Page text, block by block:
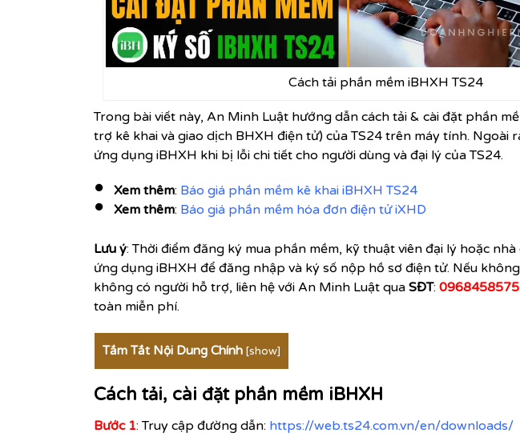
Cách tải phần mềm iBHXH TS24
Trong bài viết này, An Minh Luật hướng dẫn cách tải & cài đặt phần
trợ kê khai và giao dịch BHXH điện tử) của TS24 trên máy tính. Ngoài
ứng dụng iBHXH khi bị lỗi chi tiết cho người dùng và đại lý của TS24.
Xem thêm: Báo giá phần mềm kê khai iBHXH TS24
Xem thêm: Báo giá phần mềm hóa đơn điện tử iXHD
Lưu ý: Thời điểm đăng ký mua phần mềm, kỹ thuật viên đại lý hoặc
ứng dụng iBHXH để đăng nhập và ký số nộp hồ sơ điện tử. Nếu
không có người hỗ trợ, liên hệ với An Minh Luật qua SĐT: 0968458575
toàn miễn phí.
Tắm Tắt Nội Dung Chính [show]
Cách tải, cài đặt phần mềm iBHXH
Bước 1: Truy cập đường dẫn: https://web.ts24.com.vn/en/downloads/